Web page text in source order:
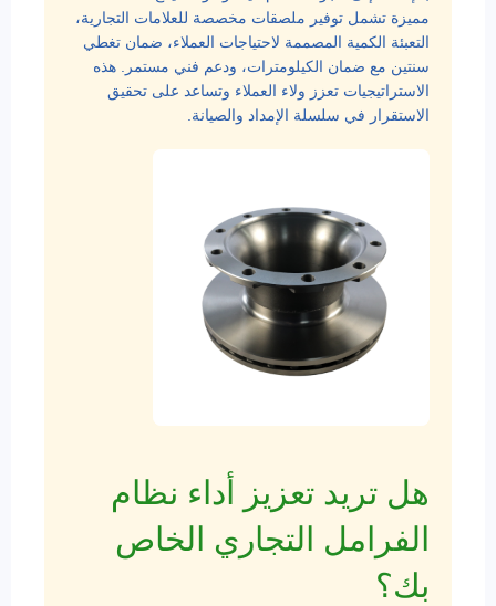
مميزة تشمل توفير ملصقات مخصصة للعلامات التجارية،
التعبئة الكمية المصممة لاحتياجات العملاء، ضمان تغطي
سنتين مع ضمان الكيلومترات، ودعم فني مستمر. هذه
الاستراتيجيات تعزز ولاء العملاء وتساعد على تحقيق
الاستقرار في سلسلة الإمداد والصيانة.
هل تريد تعزيز أداء نظام
الفرامل التجاري الخاص
بك؟